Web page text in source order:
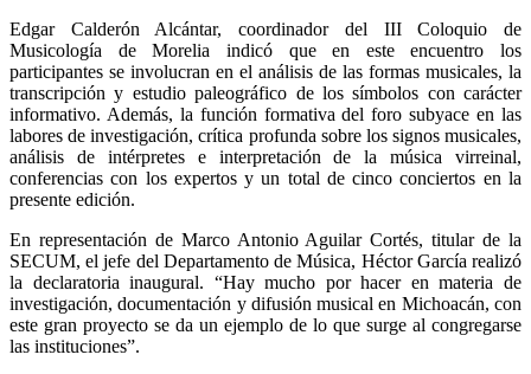
Edgar Calderón Alcántar, coordinador del III Coloquio de
Musicología de Morelia indicó que en este encuentro los
participantes se involucran en el análisis de las formas musicales, la
transcripción y estudio paleográfico de los símbolos con carácter
informativo. Además, la función formativa del foro subyace en las
labores de investigación, crítica profunda sobre los signos musicales,
análisis de intérpretes e interpretación de la música virreinal,
conferencias con los expertos y un total de cinco conciertos en la
presente edición.
En representación de Marco Antonio Aguilar Cortés, titular de la
SECUM, el jefe del Departamento de Música, Héctor García realizó
la declaratoria inaugural. “Hay mucho por hacer en materia de
investigación, documentación y difusión musical en Michoacán, con
este gran proyecto se da un ejemplo de lo que surge al congregarse
las instituciones”.